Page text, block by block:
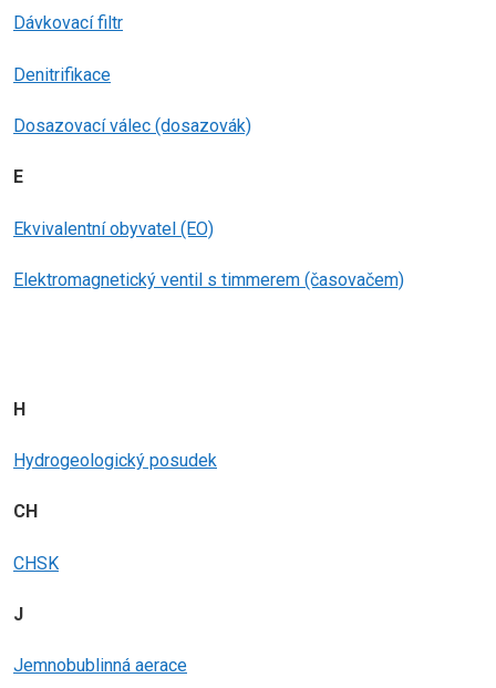
Dávkovací filtr
Denitrifikace
Dosazovací válec (dosazovák)
E
Ekvivalentní obyvatel (EO)
Elektromagnetický ventil s timmerem (časovačem)
H
Hydrogeologický posudek
CH
CHSK
J
Jemnobublinná aerace